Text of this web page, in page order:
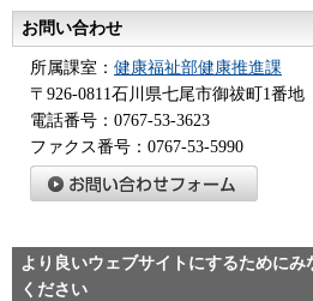
お問い合わせ
所属課室： 健康福祉部健康推進課
〒926-0811石川県七尾市御祓町1番地
電話番号：0767-53-3623
ファクス番号：0767-53-5990
より良いウェブサイトにするために
ください